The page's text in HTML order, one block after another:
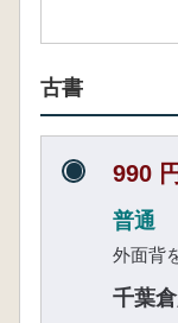
古書
990 円
普通
外面背
千葉